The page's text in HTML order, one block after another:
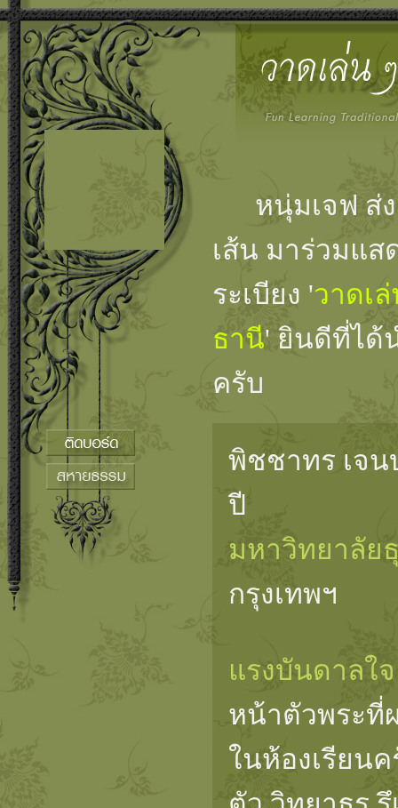
หนุ่มเจฟ ส่ง
เส้น มาร่วมแ
ระเบียง 'วาดเ
ธานี' ยินดีที่ได้
ครับ
พิชชาทร เจน
ปี
มหาวิทยาลั
กรุงเทพฯ
แรงบันดาลใจ
หน้าตัวพระที่
ในห้องเรียน